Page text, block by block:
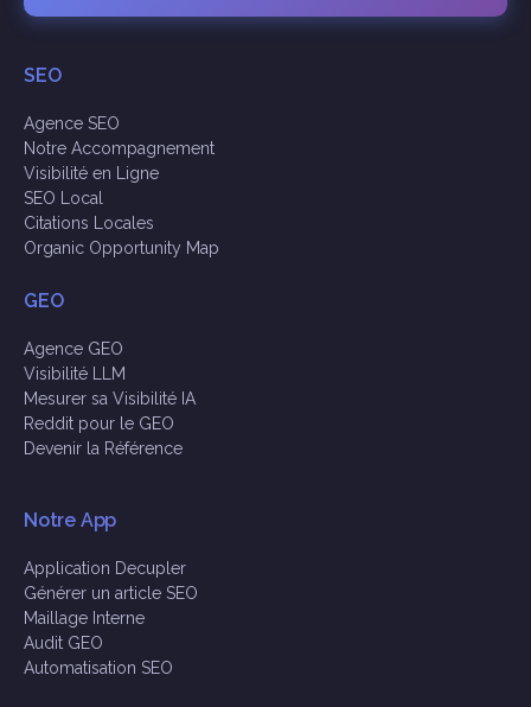
SEO
Agence SEO
Notre Accompagnement
Visibilité en Ligne
SEO Local
Citations Locales
Organic Opportunity Map
GEO
Agence GEO
Visibilité LLM
Mesurer sa Visibilité IA
Reddit pour le GEO
Devenir la Référence
Notre App
Application Decupler
Générer un article SEO
Maillage Interne
Audit GEO
Automatisation SEO